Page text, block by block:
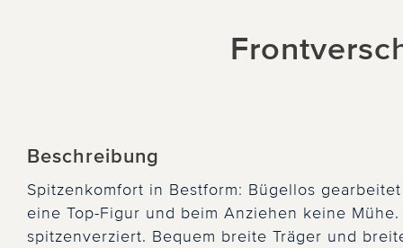
Beschreibung
Spitzenkomfort in Bestform: Bügellos
eine Top-Figur und beim Anziehen keine
spitzenverziert. Bequem breite Träger und